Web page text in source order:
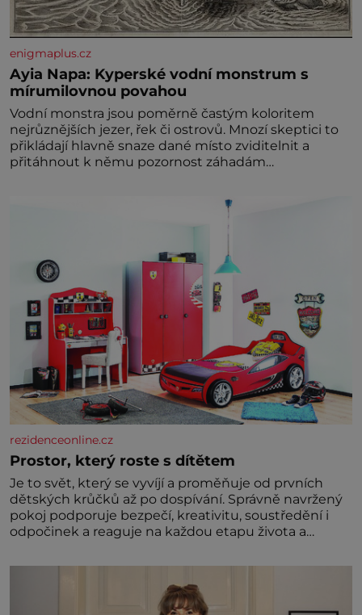
enigmaplus.cz
Ayia Napa: Kyperské vodní monstrum s
mírumilovnou povahou
Vodní monstra jsou poměrně častým koloritem
nejrůznějších jezer, řek či ostrovů. Mnozí skeptici to
přikládají hlavně snaze dané místo zviditelnit a
přitáhnout k němu pozornost záhadám
rezidenceonline.cz
Prostor, který roste s dítětem
Je to svět, který se vyvíjí a proměňuje od prvních
dětských krůčků až po dospívání. Správně navržený
pokoj podporuje bezpečí, kreativitu, soustředění i
odpočinek a reaguje na každou etapu života a
jednoduchost, měkkost a bezpečí, proto by pokoj